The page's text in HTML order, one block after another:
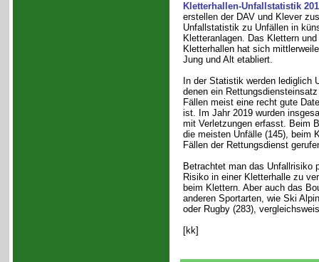
Kletterhallen-Unfallstatistik
erstellen der DAV und Klever
Unfallstatistik zu Unfällen in
Kletteranlagen. Das Klettern
Kletterhallen hat sich
Jung und Alt etabliert.
In der Statistik werden lediglich
denen ein
Fällen meist eine recht gute
ist. Im Jahr 2019 wurden
mit Verletzungen erfasst. Beim
die meisten Unfälle (145), beim
Fällen der Rettungsdienst
Betrachtet man das Unfallrisiko
Risiko in einer Kletterhalle zu
beim Klettern. Aber auch das
anderen Sportarten, wie Ski
oder Rugby (283),
[kk]